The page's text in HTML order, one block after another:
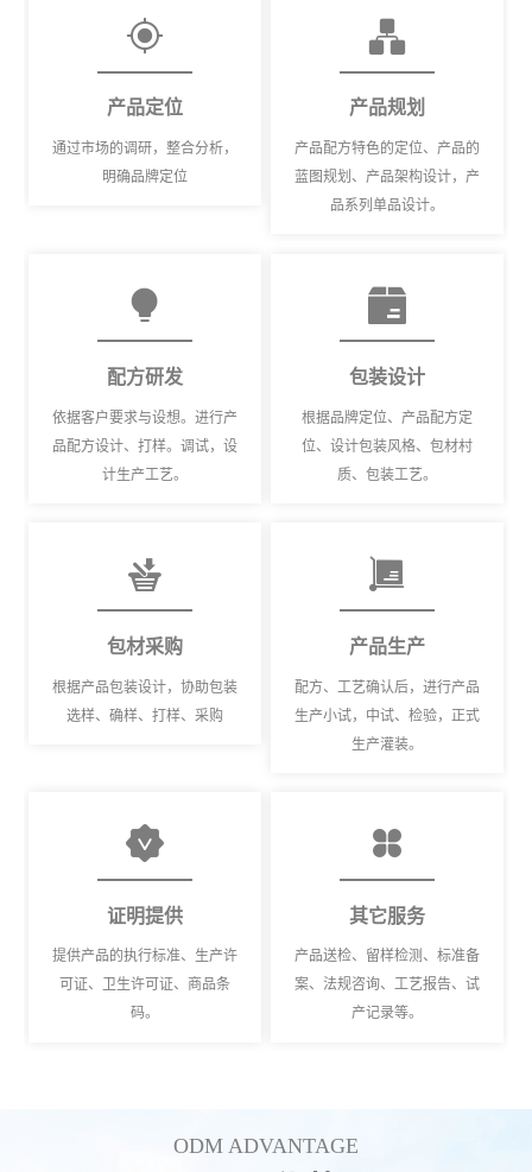
产品定位
通过市场的调研，整合分析，
明确品牌定位
产品规划
产品配方特色的定位、产品的
蓝图规划、产品架构设计，产
品系列单品设计。
配方研发
依据客户要求与设想。进行产
品配方设计、打样。调试，设
计生产工艺。
包装设计
根据品牌定位、产品配方定
位、设计包装风格、包材村
质、包装工艺。
包材采购
根据产品包装设计，协助包装
选样、确样、打样、采购
产品生产
配方、工艺确认后，进行产品
生产小试，中试、检验，正式
生产灌装。
证明提供
提供产品的执行标准、生产许
可证、卫生许可证、商品条
码。
其它服务
产品送检、留样检测、标准备
案、法规咨询、工艺报告、试
产记录等。
ODM ADVANTAGE